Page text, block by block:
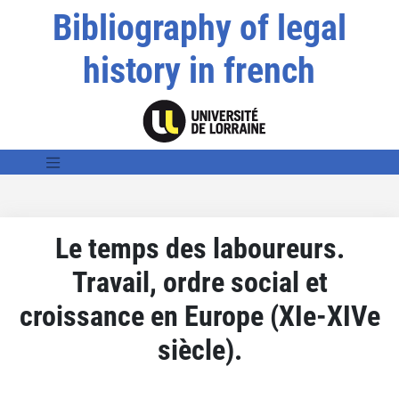
Bibliography of legal
history in french
Le temps des laboureurs.
Travail, ordre social et
croissance en Europe (XIe-XIVe
siècle).